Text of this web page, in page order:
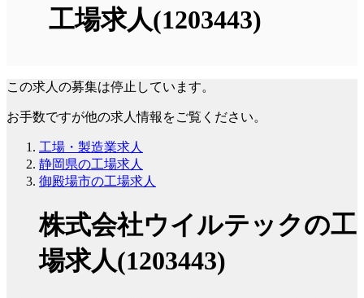
工場求人(1203443)
この求人の募集は停止しています。
お手数ですが他の求人情報をご覧ください。
工場・製造業求人
静岡県の工場求人
御殿場市の工場求人
株式会社ウイルテックの工
場求人(1203443)